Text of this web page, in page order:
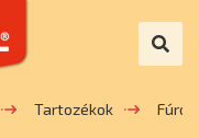
Tartozékok